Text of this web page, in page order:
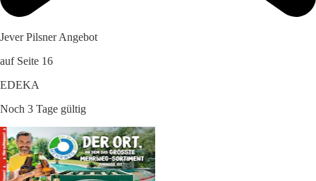
Jever Pilsner Angebot
auf Seite 16
EDEKA
Noch 3 Tage gültig